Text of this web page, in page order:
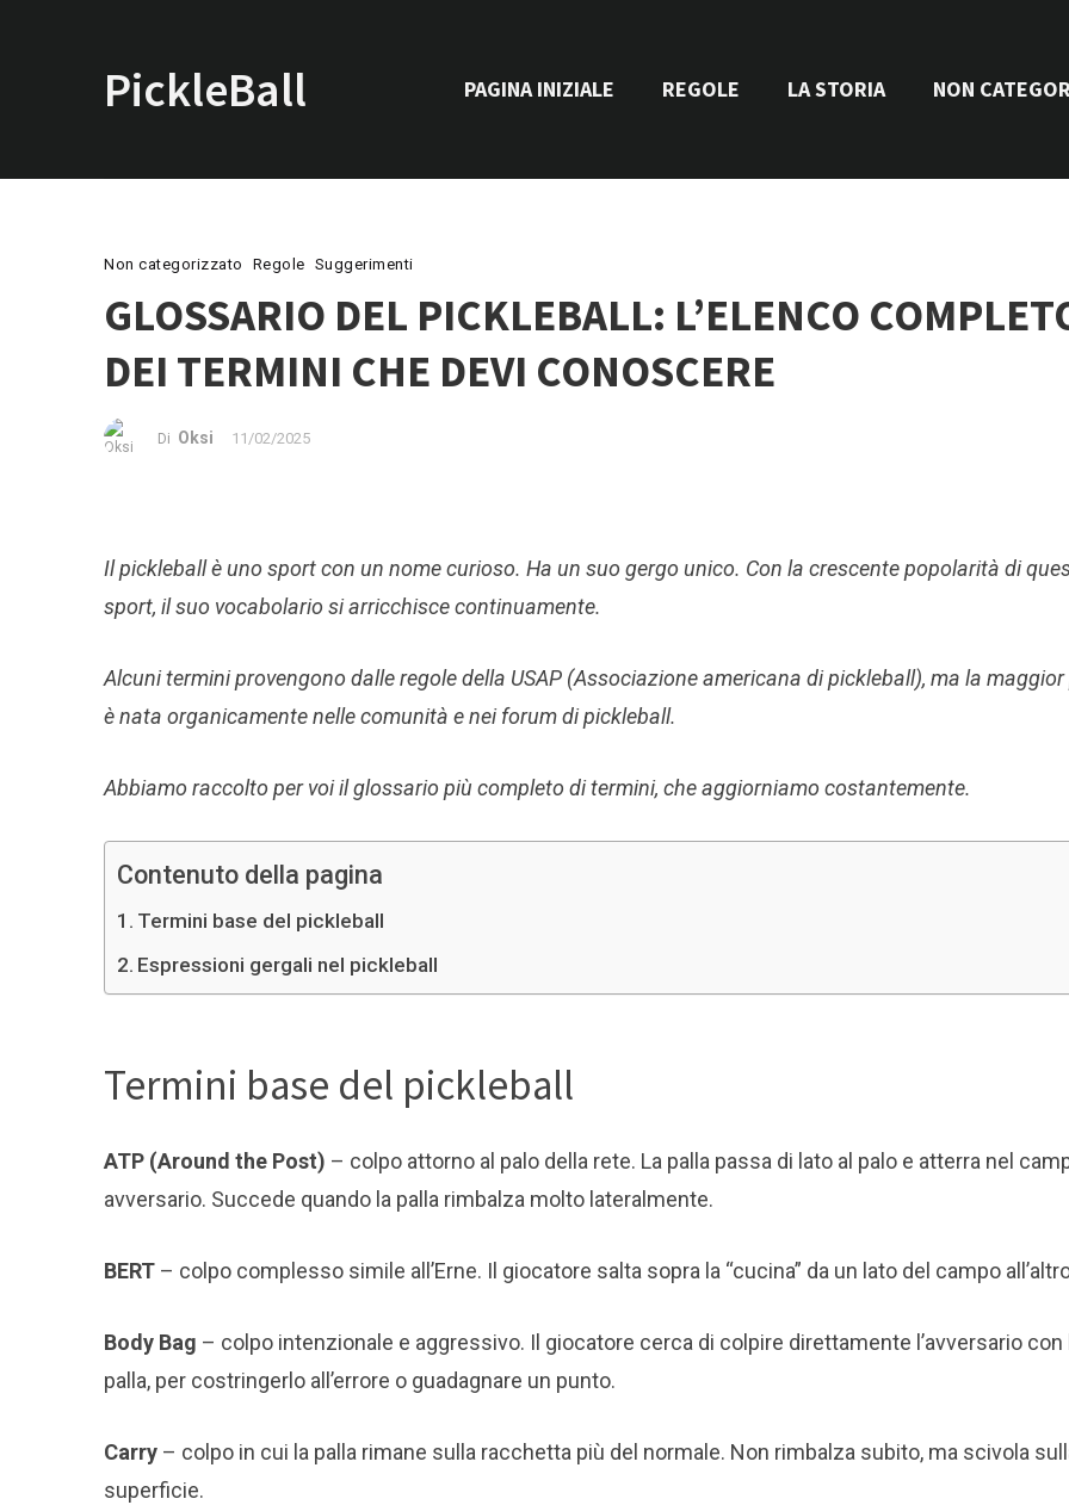
PickleBall.info PAGINA INIZIALE REGOLE LA STORIA NON
Non categorizzato Regole Suggerimenti
GLOSSARIO DEL PICKLEBALL: L’ELENCO
DEI TERMINI CHE DEVI CONOSCERE
Di Oksi 11/02/2025
Il pickleball è uno sport con un nome curioso. Ha un suo gergo unico. Con la crescente popolarità di
sport, il suo vocabolario si arricchisce continuamente.
Alcuni termini provengono dalle regole della USAP (Associazione americana di pickleball), ma la
è nata organicamente nelle comunità e nei forum di pickleball.
Abbiamo raccolto per voi il glossario più completo di termini, che aggiorniamo costantemente.
Contenuto della pagina
Termini base del pickleball
Espressioni gergali nel pickleball
Termini base del pickleball
ATP (Around the Post) – colpo attorno al palo della rete. La palla passa di lato al palo e atterra nel
avversario. Succede quando la palla rimbalza molto lateralmente.
BERT – colpo complesso simile all’Erne. Il giocatore salta sopra la “cucina” da un lato del campo
Body Bag – colpo intenzionale e aggressivo. Il giocatore cerca di colpire direttamente l’avversario con
palla, per costringerlo all’errore o guadagnare un punto.
Carry – colpo in cui la palla rimane sulla racchetta più del normale. Non rimbalza subito, ma scivola
superficie.